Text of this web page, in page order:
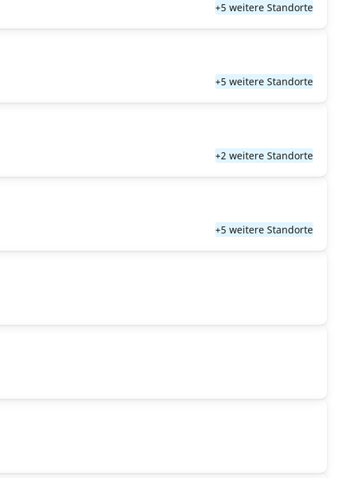
+5 weitere Standorte
+5 weitere Standorte
+2 weitere Standorte
+5 weitere Standorte